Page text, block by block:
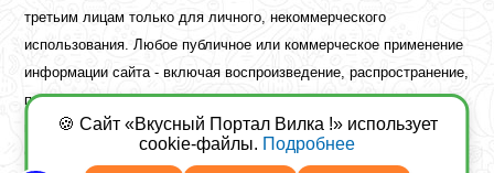
третьим лицам только для личного, некоммерческого
использования. Любое публичное или коммерческое применение
информации сайта - включая воспроизведение, распространение,
публикацию или обработку - возможно лишь при наличии
предварительного письменного разрешения правообладателя.
Copyright ©2026 Вкусный Портал Вилка
🍪 Сайт «Вкусный Портал Вилка !» использует
cookie-файлы. Подробнее